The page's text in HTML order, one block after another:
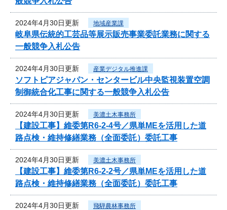
2024年4月30日更新 地域産業課
岐阜県伝統的工芸品等展示販売事業委託業務に関する
一般競争入札公告
2024年4月30日更新 産業デジタル推進課
ソフトピアジャパン・センタービル中央監視装置空調
制御統合化工事に関する一般競争入札公告
2024年4月30日更新 美濃土木事務所
【建設工事】維委第R6-2-4号／県単MEを活用した道
路点検・維持修繕業務（全面委託）委託工事
2024年4月30日更新 美濃土木事務所
【建設工事】維委第R6-2-2号／県単MEを活用した道
路点検・維持修繕業務（全面委託）委託工事
2024年4月30日更新 飛騨農林事務所